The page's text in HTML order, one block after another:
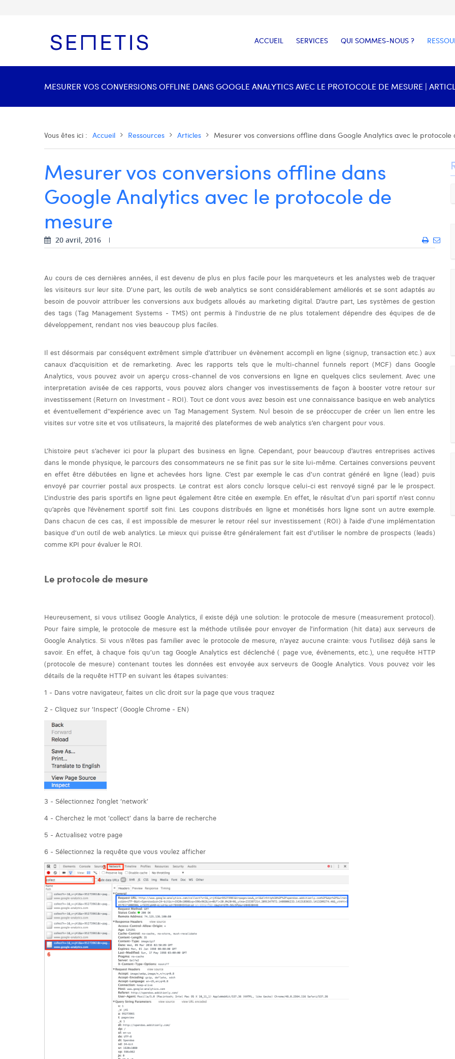
ACCUEIL SERVICES QUI SOMMES-NOUS ?
MESURER VOS CONVERSIONS OFFLINE DANS GOOGLE ANALYTICS AVEC LE PROTOCOLE DE MESURE |
Vous êtes ici : Accueil Ressources Articles Mesurer vos conversions offline dans Google Analytics avec le protocole
Mesurer vos conversions offline dans
Google Analytics avec le protocole de
mesure
20 avril, 2016
Au cours de ces dernières années, il est devenu de plus en plus facile pour les marqueteurs et les analystes web de traquer
les visiteurs sur leur site. D’une part, les outils de web analytics se sont considérablement améliorés et se sont adaptés au
besoin de pouvoir attribuer les conversions aux budgets alloués au marketing digital. D’autre part, Les systèmes de gestion
des tags (Tag Management Systems - TMS) ont permis à l’industrie de ne plus totalement dépendre des équipes de de
développement, rendant nos vies beaucoup plus faciles.
Il est désormais par conséquent extrêment simple d’attribuer un évènement accompli en ligne (signup, transaction etc.) aux
canaux d’acquisition et de remarketing. Avec les rapports tels que le multi-channel funnels report (MCF) dans Google
Analytics, vous pouvez avoir un aperçu cross-channel de vos conversions en ligne en quelques clics seulement. Avec une
interpretation avisée de ces rapports, vous pouvez alors changer vos investissements de façon à booster votre retour sur
investissement (Return on Investment - ROI). Tout ce dont vous avez besoin est une connaissance basique en web analytics
et éventuellement d’’expérience avec un Tag Management System. Nul besoin de se préoccuper de créer un lien entre les
visites sur votre site et vos utilisateurs, la majorité des plateformes de web analytics s’en chargent pour vous.
L’histoire peut s’achever ici pour la plupart des business en ligne. Cependant, pour beaucoup d’autres entreprises actives
dans le monde physique, le parcours des consommateurs ne se finit pas sur le site lui-même. Certaines conversions peuvent
en effet être débutées en ligne et achevées hors ligne. C’est par exemple le cas d’un contrat généré en ligne (lead) puis
envoyé par courrier postal aux prospects. Le contrat est alors conclu lorsque celui-ci est renvoyé signé par le le prospect.
L’industrie des paris sportifs en ligne peut également être citée en exemple. En effet, le résultat d’un pari sportif n’est connu
qu’après que l’évènement sportif soit fini. Les coupons distribués en ligne et monétisés hors ligne sont un autre exemple.
Dans chacun de ces cas, il est impossible de mesurer le retour réel sur investissement (ROI) à l’aide d’une implémentation
basique d’un outil de web analytics. Le mieux qui puisse être généralement fait est d’utiliser le nombre de prospects (leads)
comme KPI pour évaluer le ROI.
Le protocole de mesure
Heureusement, si vous utilisez Google Analytics, il existe déjà une solution: le protocole de mesure (measurement protocol).
Pour faire simple, le protocole de mesure est la méthode utilisée pour envoyer de l’information (hit data) aux serveurs de
Google Analytics. Si vous n’êtes pas familier avec le protocole de mesure, n’ayez aucune crainte: vous l’utilisez déjà sans le
savoir. En effet, à chaque fois qu’un tag Google Analytics est déclenché ( page vue, évènements, etc.), une requête HTTP
(protocole de mesure) contenant toutes les données est envoyée aux serveurs de Google Analytics. Vous pouvez voir les
détails de la requête HTTP en suivant les étapes suivantes:
1 - Dans votre navigateur, faites un clic droit sur la page que vous traquez
2 - Cliquez sur ‘Inspect’ (Google Chrome - EN)
3 - Sélectionnez l’onglet ‘network’
4 - Cherchez le mot ‘collect’ dans la barre de recherche
5 - Actualisez votre page
6 - Sélectionnez la requête que vous voulez afficher